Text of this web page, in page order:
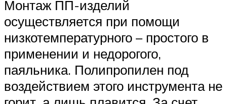
Монтаж ПП-изделий
осуществляется при помощи
низкотемпературного – простого в
применении и недорогого,
паяльника. Полипропилен под
воздействием этого инструмента не